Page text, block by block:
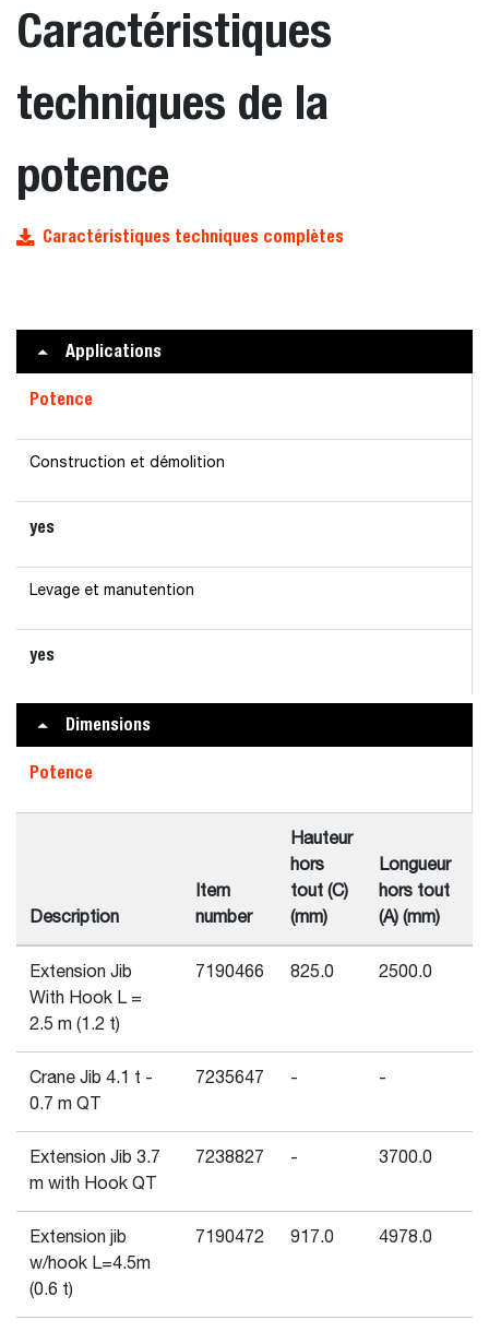
Caractéristiques
techniques de la
potence
Caractéristiques techniques complètes
Applications
Potence
Construction et démolition
yes
Levage et manutention
yes
Dimensions
Potence
Description
Item
number
Hauteur
hors
tout (C)
(mm)
Longueur
hors tout
(A) (mm)
Extension Jib
With Hook L =
2.5 m (1.2 t)
7190466 825.0 2500.0
Crane Jib 4.1 t -
0.7 m QT
7235647 - -
Extension Jib 3.7
m with Hook QT
7238827 - 3700.0
Extension jib
w/hook L=4.5m
(0.6 t)
7190472 917.0 4978.0